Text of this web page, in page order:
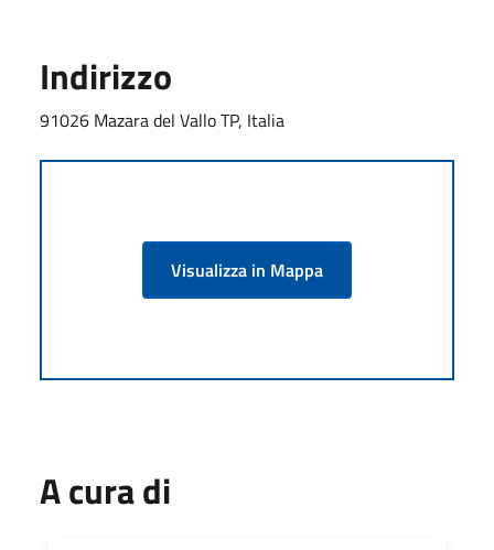
Indirizzo
91026 Mazara del Vallo TP, Italia
Visualizza in Mappa
A cura di